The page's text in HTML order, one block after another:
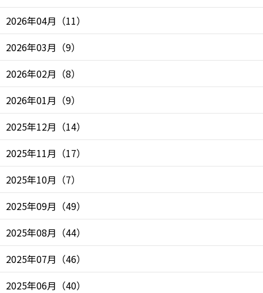
2026年04月 （11）
2026年03月 （9）
2026年02月 （8）
2026年01月 （9）
2025年12月 （14）
2025年11月 （17）
2025年10月 （7）
2025年09月 （49）
2025年08月 （44）
2025年07月 （46）
2025年06月 （40）